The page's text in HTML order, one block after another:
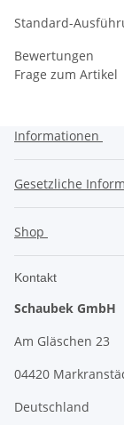
Standard-
Bewertungen
Frage zum Artikel
Informationen
Gesetzliche
Shop
Kontakt
Schaubek GmbH
Am Gläschen 23
04420
Deutschland